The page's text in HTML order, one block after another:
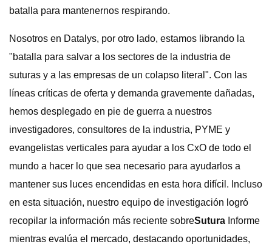
batalla para mantenernos respirando.
Nosotros en Datalys, por otro lado, estamos librando la
"batalla para salvar a los sectores de la industria de
suturas y a las empresas de un colapso literal". Con las
líneas críticas de oferta y demanda gravemente dañadas,
hemos desplegado en pie de guerra a nuestros
investigadores, consultores de la industria, PYME y
evangelistas verticales para ayudar a los CxO de todo el
mundo a hacer lo que sea necesario para ayudarlos a
mantener sus luces encendidas en esta hora difícil. Incluso
en esta situación, nuestro equipo de investigación logró
recopilar la información más reciente sobreSutura Informe
mientras evalúa el mercado, destacando oportunidades,